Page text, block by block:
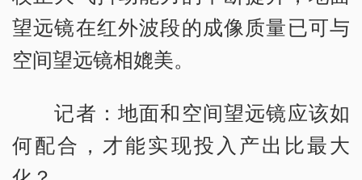
望远镜在红外波段的成像质量已可与
空间望远镜相媲美。
记者：地面和空间望远镜应该如
何配合，才能实现投入产出比最大